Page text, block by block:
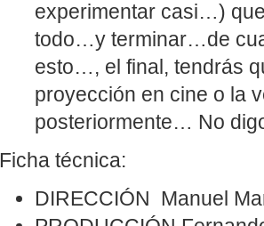
experimentar casi…)
todo…y terminar…de
esto…, el final, tendrás
proyección en cine o la
posteriormente… No
Ficha técnica:
DIRECCIÓN Manuel